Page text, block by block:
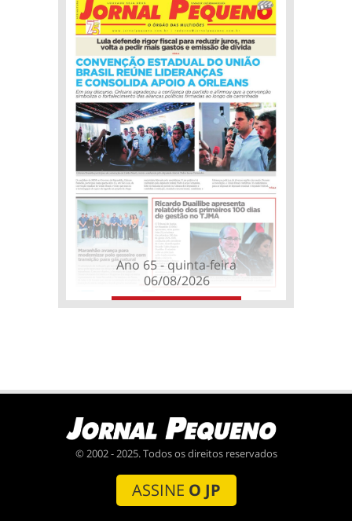
Ano 65 - quinta-feira
06/08/2026
© 2002 - 2025. Todos os direitos reservados
ASSINE O JP